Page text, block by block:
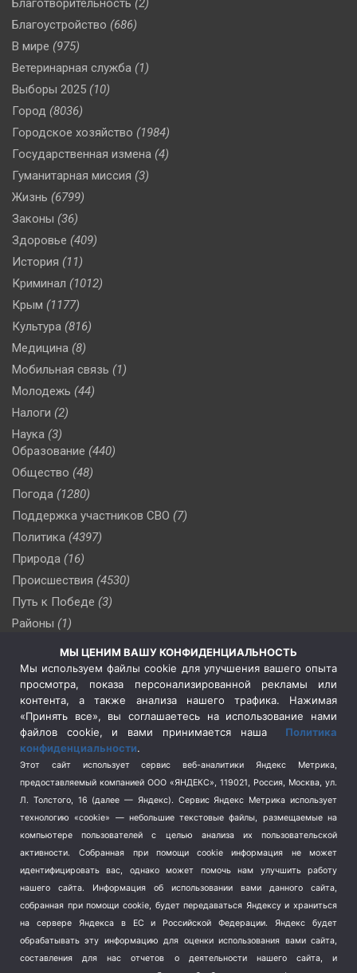
Благотворительность (2)
Благоустройство (686)
В мире (975)
Ветеринарная служба (1)
Выборы 2025 (10)
Город (8036)
Городское хозяйство (1984)
Государственная измена (4)
Гуманитарная миссия (3)
Жизнь (6799)
Законы (36)
Здоровье (409)
История (11)
Криминал (1012)
Крым (1177)
Культура (816)
Медицина (8)
Мобильная связь (1)
Молодежь (44)
Налоги (2)
Наука (3)
Образование (440)
Общество (48)
Погода (1280)
Поддержка участников СВО (7)
Политика (4397)
Природа (16)
Происшествия (4530)
Путь к Победе (3)
Районы (1)
(510)
Сельское хозяйство (3)
Социальная политика
(3)
Спецоперация в Украине
Спецоперация на Украине
(404)
Спорт (740)
Терроризм (1)
Транспорт (262)
Туризм (178)
Школа и спорт (2)
Экология (8)
Экономика (1172)
МЫ ЦЕНИМ ВАШУ КОНФИДЕНЦИАЛЬНОСТЬ
Мы используем файлы cookie для улучшения вашего опыта
просмотра, показа персонализированной рекламы или
контента, а также анализа нашего трафика. Нажимая
«Принять все», вы соглашаетесь на использование нами
файлов cookie, и вами принимается наша Политика
конфиденциальности.
Этот сайт использует сервис веб-аналитики Яндекс Метрика,
предоставляемый компанией ООО «ЯНДЕКС», 119021, Россия, Москва, ул.
Л. Толстого, 16 (далее — Яндекс). Сервис Яндекс Метрика использует
технологию «cookie» — небольшие текстовые файлы, размещаемые на
компьютере пользователей с целью анализа их пользовательской
активности.
Собранная при помощи cookie информация не может
идентифицировать вас, однако может помочь нам улучшить работу
нашего сайта. Информация об использовании вами данного сайта,
собранная при помощи cookie, будет передаваться Яндексу и храниться
на сервере Яндекса в ЕС и Российской Федерации. Яндекс будет
обрабатывать эту информацию для оценки использования вами сайта,
составления для нас отчетов о деятельности нашего сайта, и